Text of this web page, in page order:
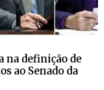
na definição de
ao Senado da